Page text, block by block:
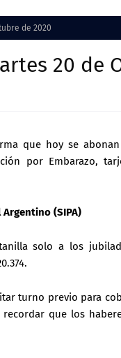
de 2020
20 de
que hoy se
por Embarazo,
(SIPA)
solo a los
turno previo para
que los